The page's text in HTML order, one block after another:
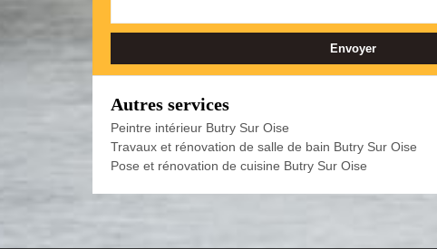
Autres services
Peintre intérieur Butry Sur Oise
Travaux et rénovation de salle de bain Butry Sur Oise
Pose et rénovation de cuisine Butry Sur Oise